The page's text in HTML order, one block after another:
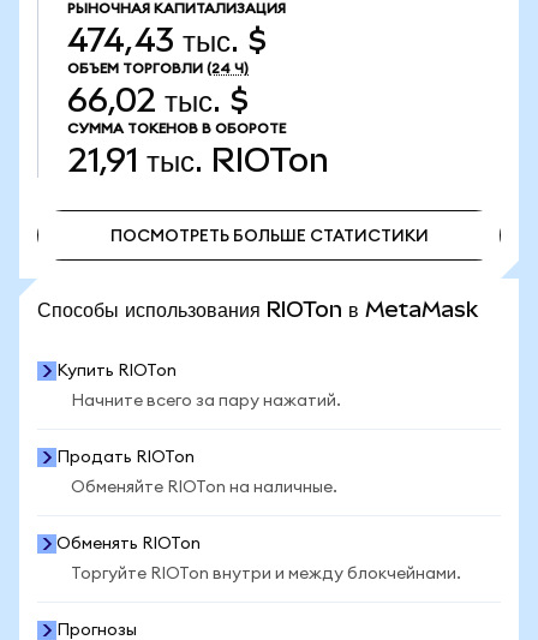
РЫНОЧНАЯ КАПИТАЛИЗАЦИЯ
474,43 тыс. $
ОБЪЕМ ТОРГОВЛИ (24 Ч)
66,02 тыс. $
СУММА ТОКЕНОВ В ОБОРОТЕ
21,91 тыс. RIOTon
ПОСМОТРЕТЬ БОЛЬШЕ СТАТИСТИКИ
Способы использования RIOTon в MetaMask
Купить RIOTon
Начните всего за пару нажатий.
Продать RIOTon
Обменяйте RIOTon на наличные.
Обменять RIOTon
Торгуйте RIOTon внутри и между блокчейнами.
Прогнозы